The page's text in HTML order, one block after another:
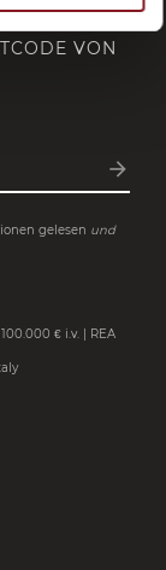
VON
arrow_forward
gelesen und
€ i.v. | REA